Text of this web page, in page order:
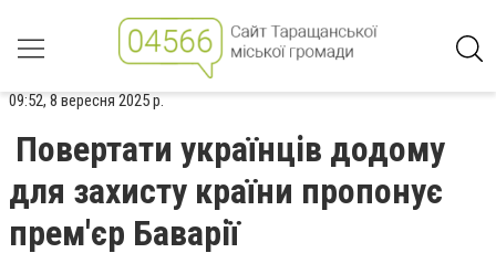
09:52, 8 вересня 2025 р.
Повертати українців додому
для захисту країни пропонує
прем'єр Баварії